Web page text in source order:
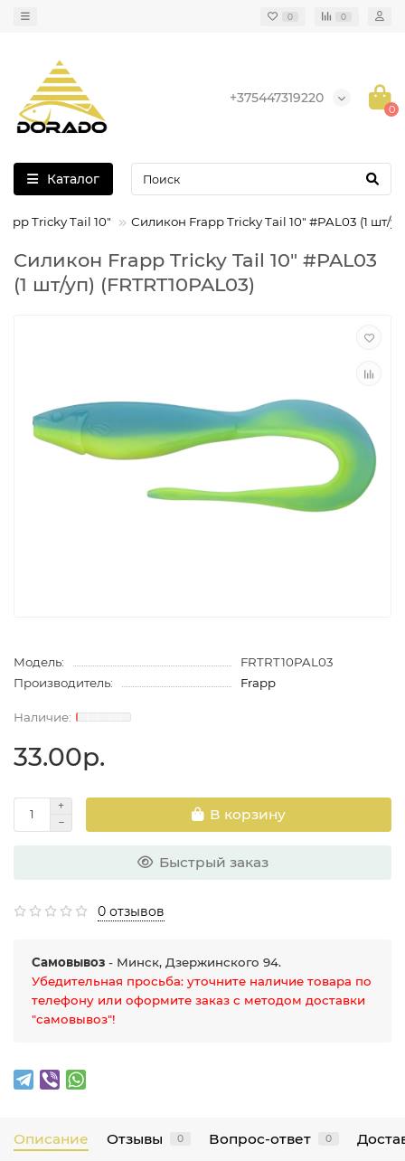
0 0
+375447319220
0
Каталог
Tricky Tail 10" Силикон Frapp Tricky Tail 10" #PAL03 (1 шт/
Силикон Frapp Tricky Tail 10" #PAL03
(1 шт/уп) (FRTRT10PAL03)
Модель:
FRTRT10PAL03
Производитель:
Frapp
33.00р.
В корзину
Быстрый заказ
0 отзывов
Самовывоз - Минск, Дзержинского 94.
Убедительная просьба: уточните наличие товара по
телефону или оформите заказ с методом доставки
"самовывоз"!
Описание Отзывы 0 Вопрос-ответ 0